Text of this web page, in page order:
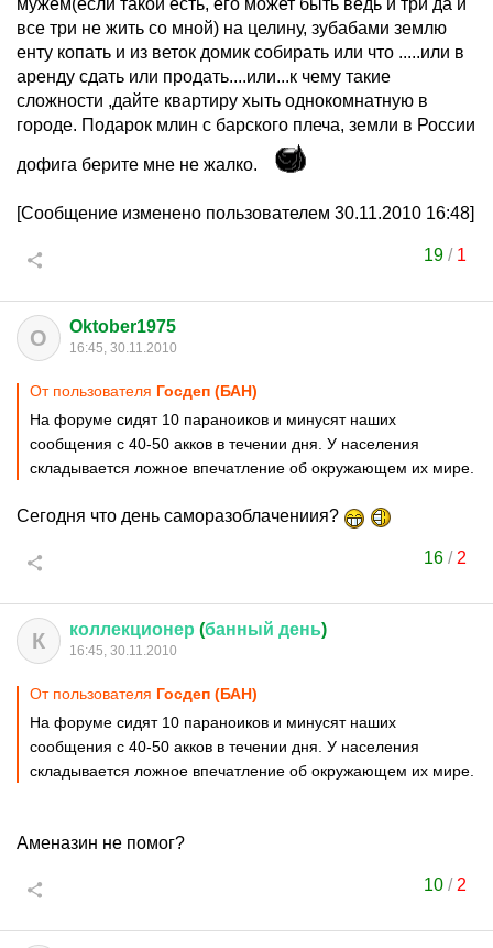
мужем(если такой есть, его может быть ведь и три да и
все три не жить со мной) на целину, зубабами землю
енту копать и из веток домик собирать или что .....или в
аренду сдать или продать....или...к чему такие
сложности ,дайте квартиру хыть однокомнатную в
городе. Подарок млин с барского плеча, земли в России
дофига берите мне не жалко.
[Сообщение изменено пользователем 30.11.2010 16:48]
19 / 1
O Oktober1975
16:45, 30.11.2010
От пользователя Госдеп (БАН)
На форуме сидят 10 параноиков и минусят наших
сообщения с 40-50 акков в течении дня. У населения
складывается ложное впечатление об окружающем их мире.
Сегодня что день саморазоблачениия?
16 / 2
К коллекционер (банный день)
16:45, 30.11.2010
От пользователя Госдеп (БАН)
На форуме сидят 10 параноиков и минусят наших
сообщения с 40-50 акков в течении дня. У населения
складывается ложное впечатление об окружающем их мире.
Аменазин не помог?
10 / 2